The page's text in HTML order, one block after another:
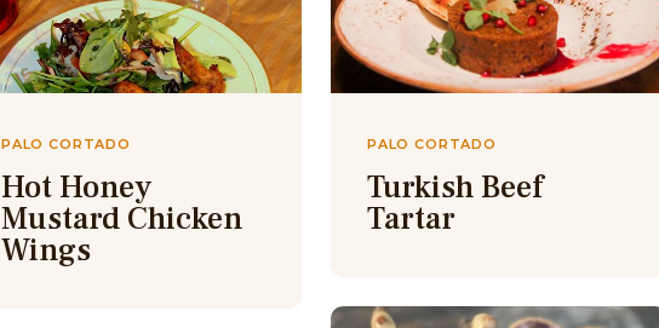
PALO CORTADO
Hot Honey
Mustard Chicken
Wings
PALO CORTADO
Turkish Beef
Tartar